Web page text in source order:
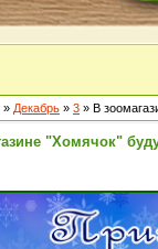
» Декабрь » 3 » В
"Хомячок"